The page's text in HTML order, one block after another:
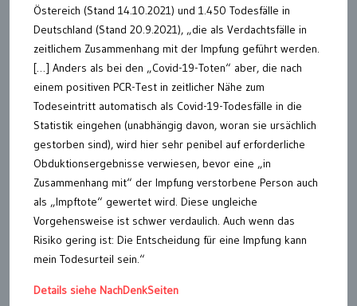
Östereich (Stand 14.10.2021) und 1.450 Todesfälle in
Deutschland (Stand 20.9.2021), „die als Verdachtsfälle in
zeitlichem Zusammenhang mit der Impfung geführt werden.
[…] Anders als bei den „Covid-19-Toten“ aber, die nach
einem positiven PCR-Test in zeitlicher Nähe zum
Todeseintritt automatisch als Covid-19-Todesfälle in die
Statistik eingehen (unabhängig davon, woran sie ursächlich
gestorben sind), wird hier sehr penibel auf erforderliche
Obduktionsergebnisse verwiesen, bevor eine „in
Zusammenhang mit“ der Impfung verstorbene Person auch
als „Impftote“ gewertet wird. Diese ungleiche
Vorgehensweise ist schwer verdaulich. Auch wenn das
Risiko gering ist: Die Entscheidung für eine Impfung kann
mein Todesurteil sein.“
Details siehe NachDenkSeiten